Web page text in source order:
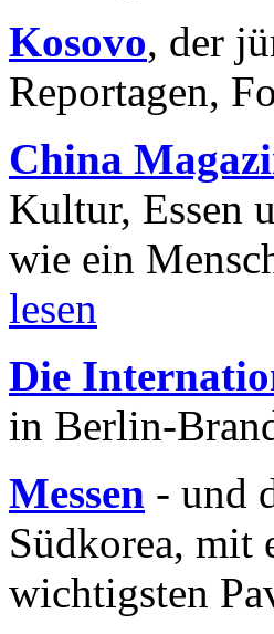
Kosovo, der
Reportagen,
China
Kultur, Essen
wie ein
lesen
Die
in Berlin-
Messen - und
Südkorea, mit
wichtigsten